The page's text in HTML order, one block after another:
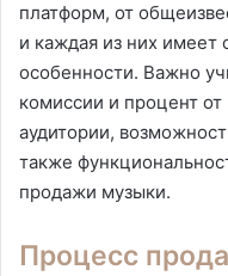
платформ, от
и каждая из них имеет
особенности. Важно
комиссии и процент
аудитории,
также
продажи музыки.
Процесс